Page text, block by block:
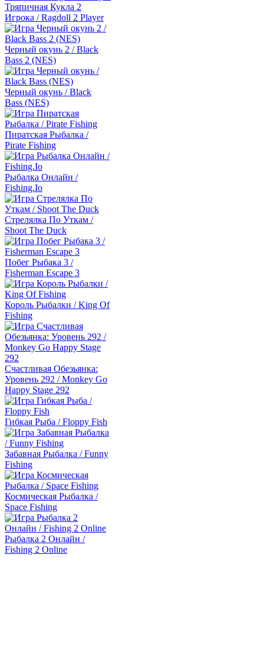
Тряпичная Кукла 2
Игрока / Ragdoll 2 Player
Черный окунь 2 / Black
Bass 2 (NES)
Черный окунь / Black
Bass (NES)
Пиратская Рыбалка /
Pirate Fishing
Рыбалка Онлайн /
Fishing.Io
Стрелялка По Уткам /
Shoot The Duck
Побег Рыбака 3 /
Fisherman Escape 3
Король Рыбалки / King Of
Fishing
Счастливая Обезьянка:
Уровень 292 / Monkey Go
Happy Stage 292
Гибкая Рыба / Floppy Fish
Забавная Рыбалка / Funny
Fishing
Космическая Рыбалка /
Space Fishing
Рыбалка 2 Онлайн /
Fishing 2 Online